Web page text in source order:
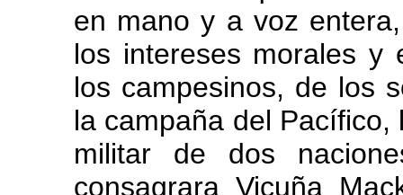
en mano y a voz
los intereses morales y
los campesinos, de los
la campaña del
militar de dos
consagrara Vicuña